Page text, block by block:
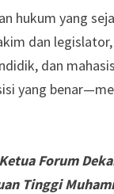
hukum yang
dan
dan
yang
Forum
Tinggi